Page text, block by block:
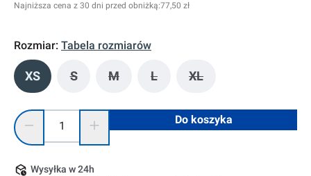
Najniższa cena z 30 dni przed obniżką:77,50 zł
Rozmiar: Tabela rozmiarów
XS S(Ta opcja jest obecnie niedostępna.)
M(Ta opcja jest obecnie niedostępna.)
L(Ta opcja jest obecnie
XL(Ta opcja jest obecnie
Ilość produktu: Wprowadź żądaną ilość lub użyj
Do koszyka
Wysyłka w 24h